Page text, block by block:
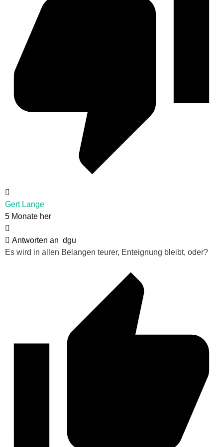
Gert Lange
5 Monate her
Antworten an dgu
Es wird in allen Belangen teurer, Enteignung bleibt, oder?